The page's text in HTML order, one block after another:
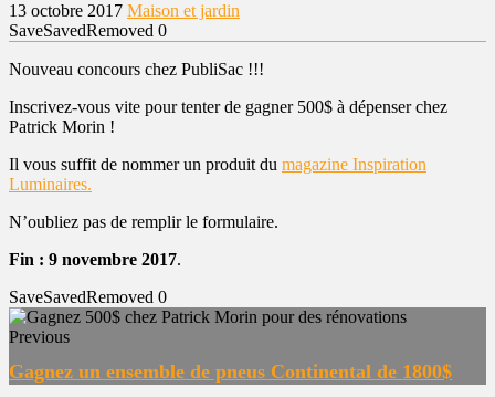
13 octobre 2017 Maison et jardin
SaveSavedRemoved 0
Nouveau concours chez PubliSac !!!
Inscrivez-vous vite pour tenter de gagner 500$ à dépenser chez
Patrick Morin !
Il vous suffit de nommer un produit du magazine Inspiration
Luminaires.
N’oubliez pas de remplir le formulaire.
Fin : 9 novembre 2017.
SaveSavedRemoved 0
Previous
Gagnez un ensemble de pneus Continental de 1800$